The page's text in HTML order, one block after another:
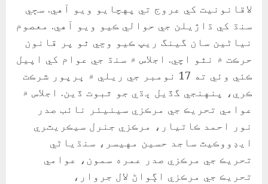
لاقانونيت کي عروج تي پهچايو ويو آهي. سڄي
سنڌ کي ڌاڙيلن جي حوالي ڪيو ويو آهي. معصوم
نياڻين سان گينگ ريپ ڪيو وڃي ٿو پر قانون
حرڪت ۾ نٿو اچي. اجلاس ۾ سنڌ جي عوام کي اپيل
ڪئي وئي ته 17 نومبر جي ريلي ۾ ڀرپور شرڪت
ڪري، پنهنجي گڏيل ٻڌي جو ثبوت ڏين. اجلاس ۾
عوامي تحريڪ جي مرڪزي سينيئر نائب صدر
نور احمد ڪاتيار، مرڪزي جنرل سيڪريٽري
ايڊووڪيٽ ساجد حسين مهيسر، سنڌياڻي
تحريڪ جي مرڪزي صدر عمره سمون، عوامي
تحريڪ جي مرڪزي اڳواڻ لال جروار،